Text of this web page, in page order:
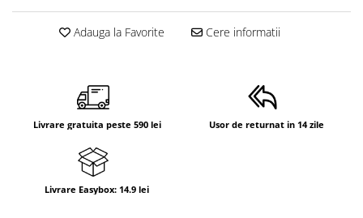
Adauga la Favorite Cere informatii
Livrare gratuita peste 590 lei Usor de returnat in 14 zile
Livrare Easybox: 14.9 lei